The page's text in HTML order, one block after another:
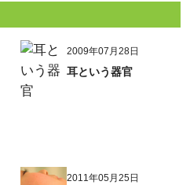
2009年07月28日
耳という器官
2011年05月25日